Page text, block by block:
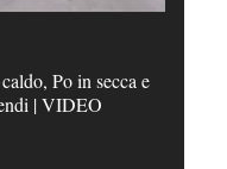
Po in secca e
| VIDEO